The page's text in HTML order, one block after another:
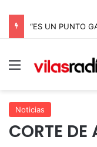
Menú
Noticias
CORTE DE